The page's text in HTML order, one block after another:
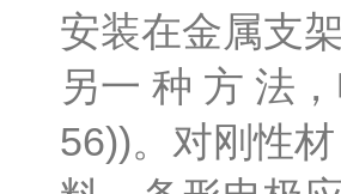
安装在金属支
另一 种 方 法
56))。对刚性材